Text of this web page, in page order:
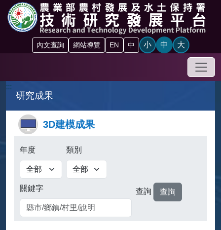
跳到主要內容區塊
內文查詢 網站導覽 EN 中 小 中 大
手機
:::
研究成果
3D建模成果
年度 類別
關鍵字 查詢